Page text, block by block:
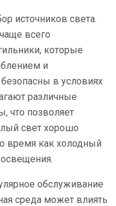
источников света.
всего
которые
и
в условиях
различные
что позволяет
свет хорошо
время как холодный
обслуживание
среда может влиять